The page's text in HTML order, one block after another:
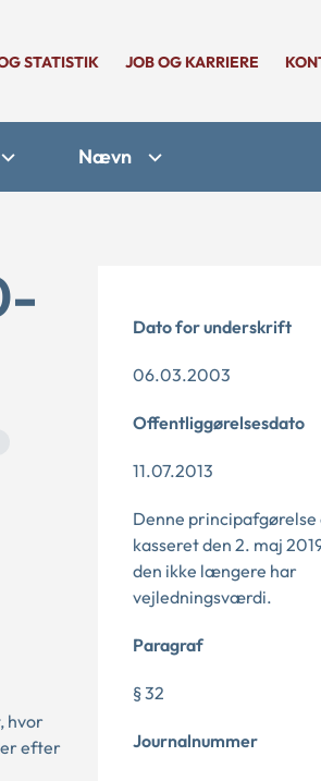
STATISTIK JOB OG KARRIERE
Nævn
hvor
efter
Dato for underskrift
06.03.2003
Offentliggørelsesdato
11.07.2013
Denne principafgørelse
kasseret den 2. maj
den ikke længere har
vejledningsværdi.
Paragraf
§ 32
Journalnummer